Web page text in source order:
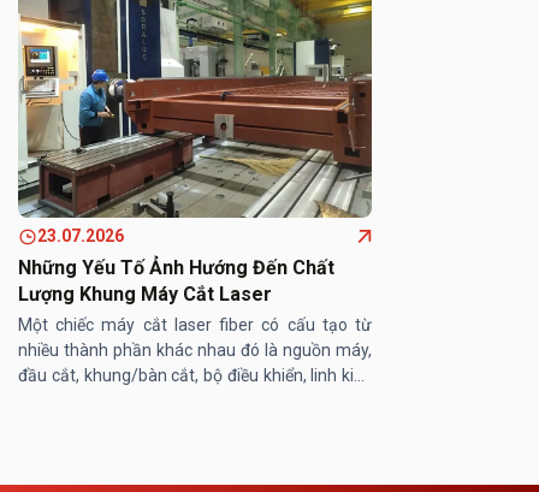
23.07.2026
Những Yếu Tố Ảnh Hướng Đến Chất
Lượng Khung Máy Cắt Laser
Một chiếc máy cắt laser fiber có cấu tạo từ
nhiều thành phần khác nhau đó là nguồn máy,
đầu cắt, khung/bàn cắt, bộ điều khiển, linh kiện